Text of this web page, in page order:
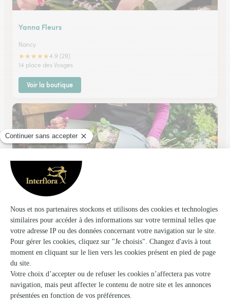
Yanna Fleurs
Nancy
★★★★★4.9 (29)
14 place des Vosges
Voir la boutique
Center Fleurs
Nancy
★★★★★4.9 (184)
Place Henry Mengin
Voir la boutique